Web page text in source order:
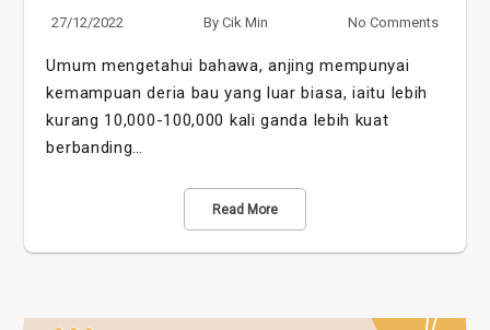
27/12/2022 By Cik Min No Comments
Umum mengetahui bahawa, anjing mempunyai
kemampuan deria bau yang luar biasa, iaitu lebih
kurang 10,000-100,000 kali ganda lebih kuat
berbanding…
Read More